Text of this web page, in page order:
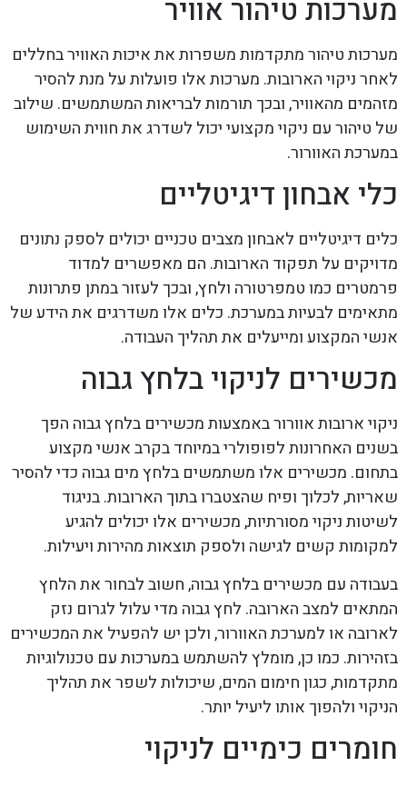
מערכות טיהור אוויר
מערכות טיהור מתקדמות משפרות את איכות האוויר בחללים
לאחר ניקוי הארובות. מערכות אלו פועלות על מנת להסיר
מזהמים מהאוויר, ובכך תורמות לבריאות המשתמשים. שילוב
של טיהור עם ניקוי מקצועי יכול לשדרג את חווית השימוש
במערכת האוורור.
כלי אבחון דיגיטליים
כלים דיגיטליים לאבחון מצבים טכניים יכולים לספק נתונים
מדויקים על תפקוד הארובות. הם מאפשרים למדוד
פרמטרים כמו טמפרטורה ולחץ, ובכך לעזור במתן פתרונות
מתאימים לבעיות במערכת. כלים אלו משדרגים את הידע של
אנשי המקצוע ומייעלים את תהליך העבודה.
מכשירים לניקוי בלחץ גבוה
ניקוי ארובות אוורור באמצעות מכשירים בלחץ גבוה הפך
בשנים האחרונות לפופולרי במיוחד בקרב אנשי מקצוע
בתחום. מכשירים אלו משתמשים בלחץ מים גבוה כדי להסיר
שאריות, לכלוך ופיח שהצטברו בתוך הארובות. בניגוד
לשיטות ניקוי מסורתיות, מכשירים אלו יכולים להגיע
למקומות קשים לגישה ולספק תוצאות מהירות ויעילות.
בעבודה עם מכשירים בלחץ גבוה, חשוב לבחור את הלחץ
המתאים למצב הארובה. לחץ גבוה מדי עלול לגרום נזק
לארובה או למערכת האוורור, ולכן יש להפעיל את המכשירים
בזהירות. כמו כן, מומלץ להשתמש במערכות עם טכנולוגיות
מתקדמות, כגון חימום המים, שיכולות לשפר את תהליך
הניקוי ולהפוך אותו ליעיל יותר.
חומרים כימיים לניקוי